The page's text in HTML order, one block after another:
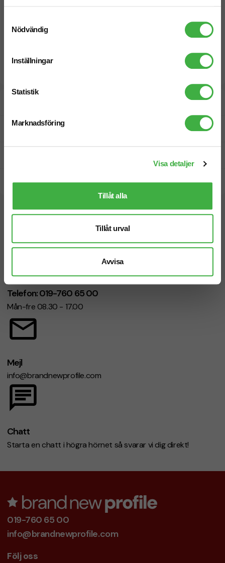
Nödvändig
Inställningar
Statistik
Marknadsföring
Visa detaljer
Tillåt alla
Tillåt urval
Avvisa
Fri offert
Snabb leverans
Vi hjälper dig gärna!
Telefon: 019-760 65 00
Mån-fre 08.30 - 17.00
Mejl
info@brandnewprofile.com
Chatt
Starta en chatt i högra hörnet så svarar vi dig direkt!
019-760 65 00
info@brandnewprofile.com
Följ oss